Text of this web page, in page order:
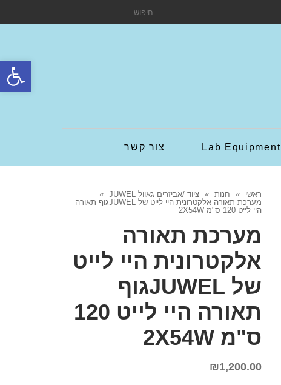
פתח
חיפוש
Lab Equipment צור קשר
ראשי » חנות » ציוד /אביזרים גאוול JUWEL
»
מערכת תאורה אלקטרונית היי לייט של JUWELגוף תאורה
היי לייט 120 ס"מ 2X54W
מערכת תאורה
אלקטרונית היי לייט
של JUWELגוף
תאורה היי לייט 120
ס"מ 2X54W
₪1,200.00